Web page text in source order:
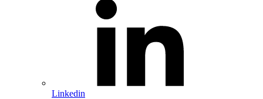
Linkedin